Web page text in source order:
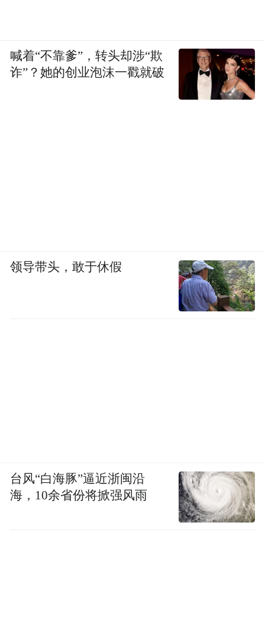
喊着“不靠爹”，转头却涉“欺
诈”？她的创业泡沫一戳就破
领导带头，敢于休假
台风“白海豚”逼近浙闽沿
海，10余省份将掀强风雨